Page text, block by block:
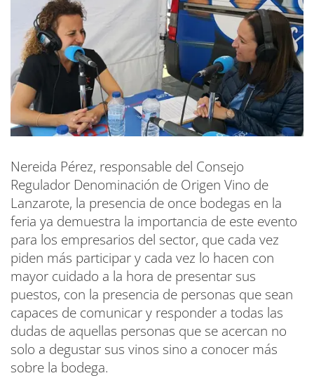
Nereida Pérez, responsable del Consejo
Regulador Denominación de Origen Vino de
Lanzarote, la presencia de once bodegas en la
feria ya demuestra la importancia de este evento
para los empresarios del sector, que cada vez
piden más participar y cada vez lo hacen con
mayor cuidado a la hora de presentar sus
puestos, con la presencia de personas que sean
capaces de comunicar y responder a todas las
dudas de aquellas personas que se acercan no
solo a degustar sus vinos sino a conocer más
sobre la bodega.